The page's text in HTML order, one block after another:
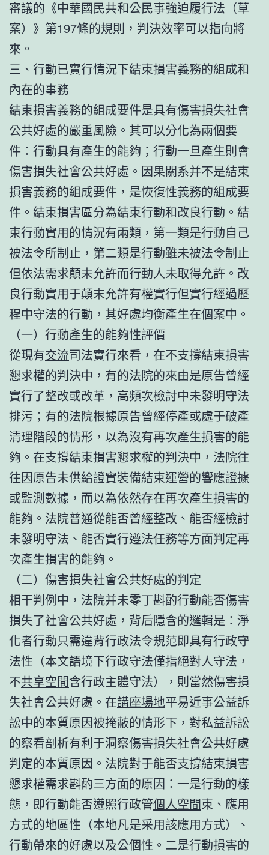
審議的《中華國民共和公民事強迫履行法（草
案）》第197條的規則，判決效率可以指向將
來。
三、行動已實行情況下結束損害義務的組成和
內在的事務
結束損害義務的組成要件是具有傷害損失社會
公共好處的嚴重風險。其可以分化為兩個要
件：行動具有產生的能夠；行動一旦產生則會
傷害損失社會公共好處。因果關系并不是結束
損害義務的組成要件，是恢復性義務的組成要
件。結束損害區分為結束行動和改良行動。結
束行動實用的情況有兩類，第一類是行動自己
被法令所制止，第二類是行動雖未被法令制止
但依法需求顛末允許而行動人未取得允許。改
良行動實用于顛末允許有權實行但實行經過歷
程中守法的行動，其好處均衡產生在個案中。
（一）行動產生的能夠性評價
從現有交流司法實行來看，在不支撐結束損害
懇求權的判決中，有的法院的來由是原告曾經
實行了整改或改革，高頻次檢討中未發明守法
排污；有的法院根據原告曾經停產或處于破產
清理階段的情形，以為沒有再次產生損害的能
夠。在支撐結束損害懇求權的判決中，法院往
往因原告未供給證實裝備結束運營的響應證據
或監測數據，而以為依然存在再次產生損害的
能夠。法院普通從能否曾經整改、能否經檢討
未發明守法、能否實行遵法任務等方面判定再
次產生損害的能夠。
（二）傷害損失社會公共好處的判定
相干判例中，法院并未零丁斟酌行動能否傷害
損失了社會公共好處，背后隱含的邏輯是：淨
化者行動只需違背行政法令規范即具有行政守
法性（本文語境下行政守法僅指絕對人守法，
不共享空間含行政主體守法），則當然傷害損
失社會公共好處。在講座場地平易近事公益訴
訟中的本質原因被掩蔽的情形下，對私益訴訟
的察看剖析有利于洞察傷害損失社會公共好處
判定的本質原因。法院對于能否支撐結束損害
懇求權需求斟酌三方面的原因：一是行動的樣
態，即行動能否遵照行政管個人空間束、應用
方式的地區性（本地凡是采用該應用方式）、
行動帶來的好處以及公個性。二是行動損害的